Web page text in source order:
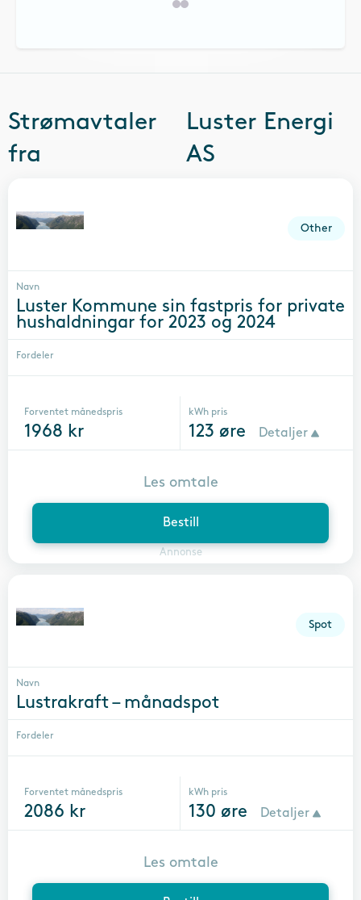
Strømavtaler
fra
Luster Energi
AS
Other
Navn
Luster Kommune sin fastpris for private
hushaldningar for 2023 og 2024
Fordeler
Forventet månedspris
1968 kr
kWh pris
123 øre Detaljer
Bestill
Annonse
Les omtale
Spot
Navn
Lustrakraft – månadspot
Fordeler
Forventet månedspris
2086 kr
kWh pris
130 øre Detaljer
Les omtale